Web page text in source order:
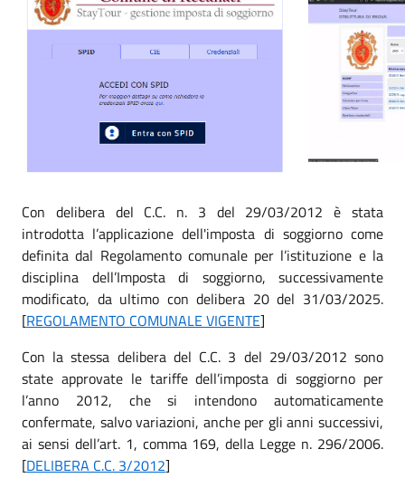
Con delibera del C.C. n. 3 del 29/03/2012 è stata
introdotta l’applicazione dell'imposta di soggiorno come
definita dal Regolamento comunale per l’istituzione e la
disciplina dell’Imposta di soggiorno, successivamente
modificato, da ultimo con delibera 20 del 31/03/2025.
[REGOLAMENTO COMUNALE VIGENTE]
Con la stessa delibera del C.C. 3 del 29/03/2012 sono
state approvate le tariffe dell’imposta di soggiorno per
l’anno 2012, che si intendono automaticamente
confermate, salvo variazioni, anche per gli anni successivi,
ai sensi dell’art. 1, comma 169, della Legge n. 296/2006.
[DELIBERA C.C. 3/2012]